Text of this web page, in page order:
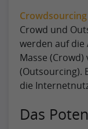
Crowdsourcing
Crowd und
werden auf
Masse
(Outsourcing).
die
Das